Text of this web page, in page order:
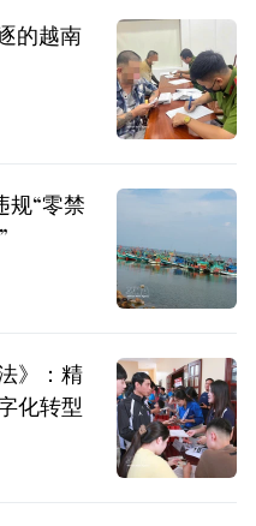
的越南
规“零禁
》：精
化转型